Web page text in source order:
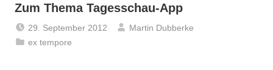
Zum Thema Tagesschau-App
29. September 2012
Martin Dubberke
ex tempore